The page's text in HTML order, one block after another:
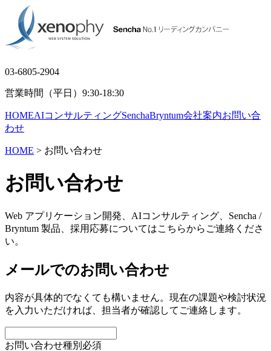
03-6805-2904
営業時間（平日）9:30-18:30
HOMEAIコンサルティングSenchaBryntum会社案内お問い合
わせ
HOME > お問い合わせ
お問い合わせ
Web アプリケーション開発、AIコンサルティング、Sencha /
Bryntum 製品、採用応募についてはこちらからご連絡くださ
い。
メールでのお問い合わせ
内容が具体的でなくても構いません。現在の課題や検討状況
を入力いただければ、担当者が確認してご連絡します。
お問い合わせ種別 必須